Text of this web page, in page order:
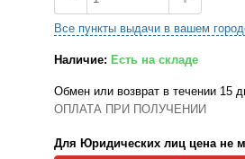
Все пункты выдачи в вашем
Наличие: Есть на складе
Обмен или возврат в течении 15
ОПЛАТА ПРИ ПОЛУЧЕНИИ
Для Юридических лиц цена не